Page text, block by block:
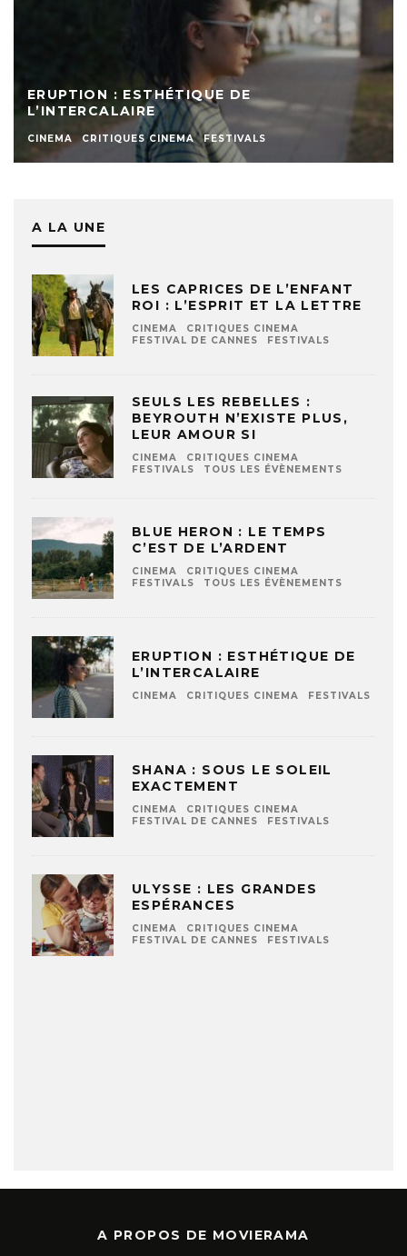
ERUPTION : ESTHÉTIQUE DE
L’INTERCALAIRE
CINEMA CRITIQUES CINEMA FESTIVALS
A LA UNE
LES CAPRICES DE L’ENFANT
ROI : L’ESPRIT ET LA LETTRE
CINEMA
CRITIQUES CINEMA
FESTIVAL DE CANNES
FESTIVALS
SEULS LES REBELLES :
BEYROUTH N’EXISTE PLUS,
LEUR AMOUR SI
CINEMA
CRITIQUES CINEMA
FESTIVALS
TOUS LES ÉVÈNEMENTS
BLUE HERON : LE TEMPS
C’EST DE L’ARDENT
CINEMA
CRITIQUES CINEMA
FESTIVALS
TOUS LES ÉVÈNEMENTS
ERUPTION : ESTHÉTIQUE DE
L’INTERCALAIRE
CINEMA CRITIQUES CINEMA FESTIVALS
SHANA : SOUS LE SOLEIL
EXACTEMENT
CINEMA
CRITIQUES CINEMA
FESTIVAL DE CANNES
FESTIVALS
ULYSSE : LES GRANDES
ESPÉRANCES
CINEMA
CRITIQUES CINEMA
FESTIVAL DE CANNES
FESTIVALS
A PROPOS DE MOVIERAMA